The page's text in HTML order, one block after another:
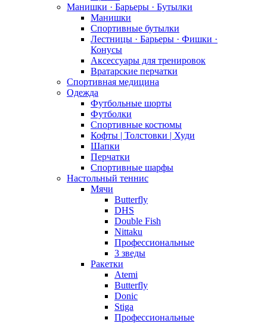
Манишки · Барьеры · Бутылки
Манишки
Спортивные бутылки
Лестницы · Барьеры · Фишки ·
Конусы
Аксессуары для тренировок
Вратарские перчатки
Спортивная медицина
Одежда
Футбольные шорты
Футболки
Спортивные костюмы
Кофты | Толстовки | Худи
Шапки
Перчатки
Спортивные шарфы
Настольный теннис
Мячи
Butterfly
DHS
Double Fish
Nittaku
Профессиональные
3 зведы
Ракетки
Atemi
Butterfly
Donic
Stiga
Профессиональные